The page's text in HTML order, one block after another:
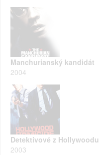
Manchurianský kandidát
2004
Detektivové z Hollywoodu
2003